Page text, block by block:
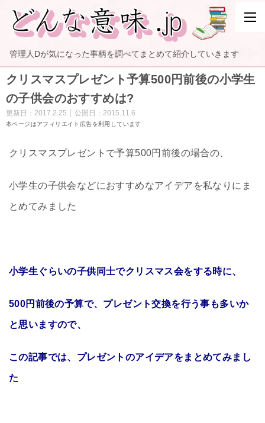
管理人Dが気になった事柄を調べてまとめて紹介していきます
クリスマスプレゼント予算500円前後の小学生
の子供会のおすすめは?
更新日： 2017.2.25 公開日： 2015.11.6
本ページはアフィリエイト広告を利用しています
クリスマスプレゼントで予算500円前後の場合の、
小学生の子供会などにおすすめなアイデアを私なりにま
とめてみました
小学生ぐらいの子供同士でクリスマス会をする時に、
500円前後の予算で、プレゼント交換を行う事も多いか
と思いますので、
この記事では、プレゼントのアイデアをまとめてみまし
た